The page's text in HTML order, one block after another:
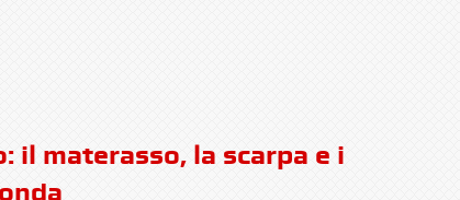
il materasso, la scarpa e i